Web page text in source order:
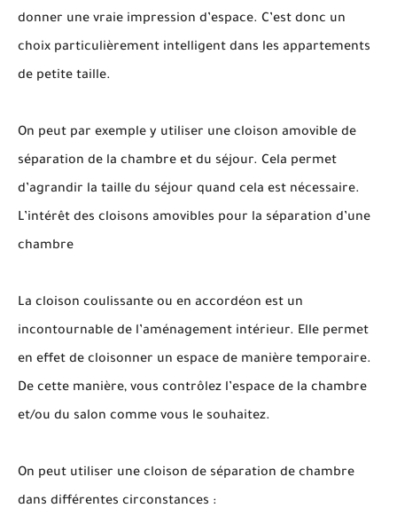
donner une vraie impression d’espace. C’est donc un
choix particulièrement intelligent dans les appartements
de petite taille.
On peut par exemple y utiliser une cloison amovible de
séparation de la chambre et du séjour. Cela permet
d’agrandir la taille du séjour quand cela est nécessaire.
L’intérêt des cloisons amovibles pour la séparation d’une
chambre
La cloison coulissante ou en accordéon est un
incontournable de l’aménagement intérieur. Elle permet
en effet de cloisonner un espace de manière temporaire.
De cette manière, vous contrôlez l’espace de la chambre
et/ou du salon comme vous le souhaitez.
On peut utiliser une cloison de séparation de chambre
dans différentes circonstances :